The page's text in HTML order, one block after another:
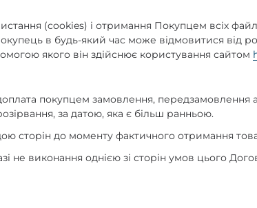
(cookies) і отримання Покупцем всіх
в будь-який час може відмовитися від
якого він здійснює користування сайтом
покупцем замовлення, передзамовлення
за датою, яка є більш ранньою.
сторін до моменту фактичного отримання
не виконання однією зі сторін умов цього